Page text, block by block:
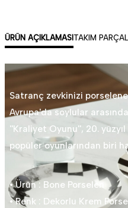
ÜRÜN AÇIKLAMASI TAKIM
Satranç zevkinizi porselene
Avrupa'da soylular
''Kraliyet Oyunu'', 20.
popüler oyunlarından biri
• Ürün : Bone Porselen
• Renk : Dekorlu Krem